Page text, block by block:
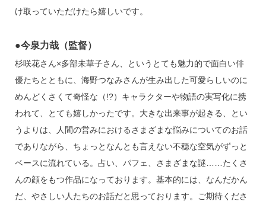
け取っていただけたら嬉しいです。
●今泉力哉（監督）
杉咲花さん×多部未華子さん、というとても魅力的で面白い俳
優たちとともに、海野つなみさんが生み出した可愛らしいのに
めんどくさくて奇怪な（!?）キャラクターや物語の実写化に携
われて、とても嬉しかったです。大きな出来事が起きる、とい
うよりは、人間の営みにおけるさまざまな悩みについてのお話
でありながら、ちょっとなんとも言えない不穏な空気がずっと
ベースに流れている。占い、パフェ、さまざまな謎……たくさ
んの顔をもつ作品になっております。基本的には、なんだかん
だ、やさしい人たちのお話だと思っております。ご期待くださ